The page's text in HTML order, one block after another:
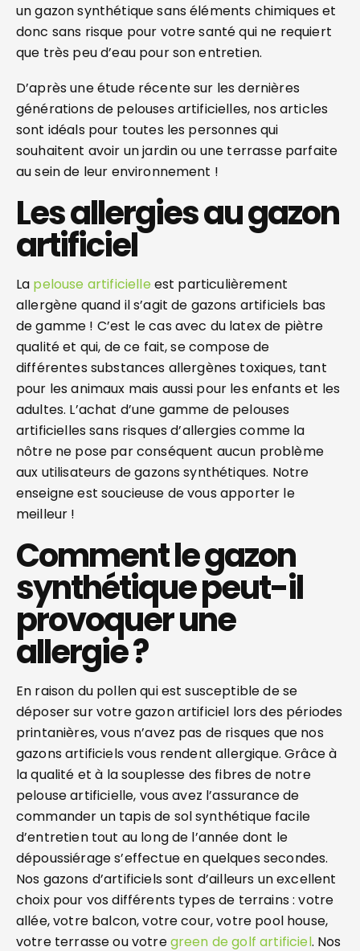
un gazon synthétique sans éléments chimiques et
donc sans risque pour votre santé qui ne requiert
que très peu d’eau pour son entretien.
D’après une étude récente sur les dernières
générations de pelouses artificielles, nos articles
sont idéals pour toutes les personnes qui
souhaitent avoir un jardin ou une terrasse parfaite
au sein de leur environnement !
Les allergies au gazon
artificiel
La pelouse artificielle est particulièrement
allergène quand il s’agit de gazons artificiels bas
de gamme ! C’est le cas avec du latex de piètre
qualité et qui, de ce fait, se compose de
différentes substances allergènes toxiques, tant
pour les animaux mais aussi pour les enfants et les
adultes. L’achat d’une gamme de pelouses
artificielles sans risques d’allergies comme la
nôtre ne pose par conséquent aucun problème
aux utilisateurs de gazons synthétiques. Notre
enseigne est soucieuse de vous apporter le
meilleur !
Comment le gazon
synthétique peut-il
provoquer une
allergie ?
En raison du pollen qui est susceptible de se
déposer sur votre gazon artificiel lors des périodes
printanières, vous n’avez pas de risques que nos
gazons artificiels vous rendent allergique. Grâce à
la qualité et à la souplesse des fibres de notre
pelouse artificielle, vous avez l’assurance de
commander un tapis de sol synthétique facile
d’entretien tout au long de l’année dont le
dépoussiérage s’effectue en quelques secondes.
Nos gazons d’artificiels sont d’ailleurs un excellent
choix pour vos différents types de terrains : votre
allée, votre balcon, votre cour, votre pool house,
votre terrasse ou votregreen de golf artificiel. Nos